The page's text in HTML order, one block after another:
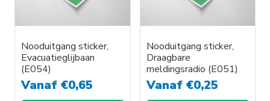
Nooduitgang sticker,
Evacuatieglijbaan
(E054)
Vanaf €0,65
Nooduitgang sticker,
Draagbare
meldingsradio (E051)
Vanaf €0,25